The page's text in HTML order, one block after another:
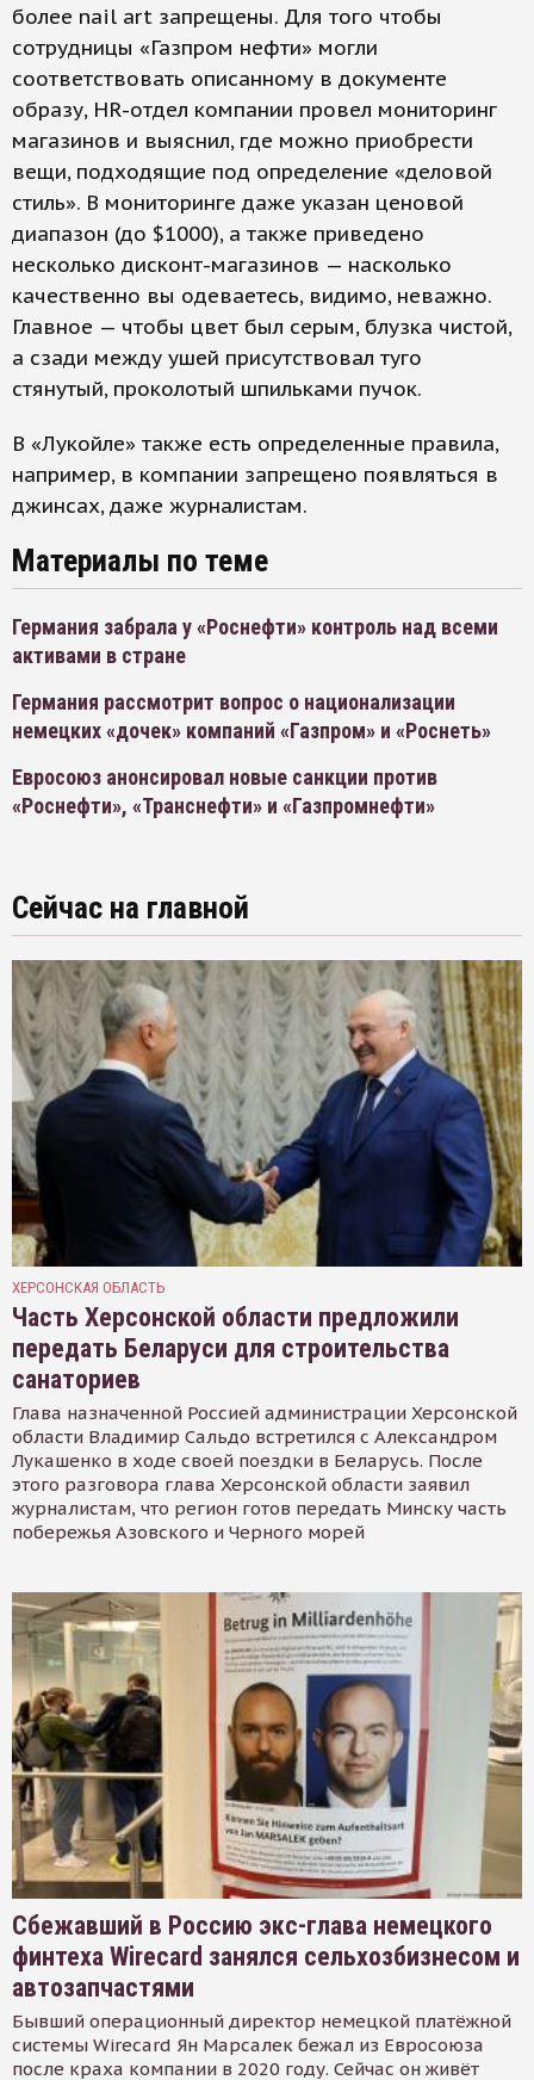
более nail art запрещены. Для того чтобы
сотрудницы «Газпром нефти» могли
соответствовать описанному в документе
образу, HR-отдел компании провел мониторинг
магазинов и выяснил, где можно приобрести
вещи, подходящие под определение «деловой
стиль». В мониторинге даже указан ценовой
диапазон (до $1000), а также приведено
несколько дисконт-магазинов — насколько
качественно вы одеваетесь, видимо, неважно.
Главное — чтобы цвет был серым, блузка чистой,
а сзади между ушей присутствовал туго
стянутый, проколотый шпильками пучок.
В «Лукойле» также есть определенные правила,
например, в компании запрещено появляться в
джинсах, даже журналистам.
Материалы по теме
Германия забрала у «Роснефти» контроль над всеми
активами в стране
Германия рассмотрит вопрос о национализации
немецких «дочек» компаний «Газпром» и «Роснеть»
Евросоюз анонсировал новые санкции против
«Роснефти», «Транснефти» и «Газпромнефти»
Сейчас на главной
ХЕРСОНСКАЯ ОБЛАСТЬ
Часть Херсонской области предложили
передать Беларуси для строительства
санаториев
Глава назначенной Россией администрации Херсонской
области Владимир Сальдо встретился с Александром
Лукашенко в ходе своей поездки в Беларусь. После
этого разговора глава Херсонской области заявил
журналистам, что регион готов передать Минску часть
побережья Азовского и Черного морей
Сбежавший в Россию экс-глава немецкого
финтеха Wirecard занялся сельхозбизнесом и
автозапчастями
Бывший операционный директор немецкой платёжной
системы Wirecard Ян Марсалек бежал из Евросоюза
после краха компании в 2020 году. Сейчас он живёт